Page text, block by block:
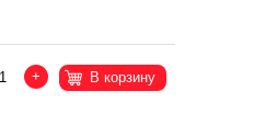
+ В корзину